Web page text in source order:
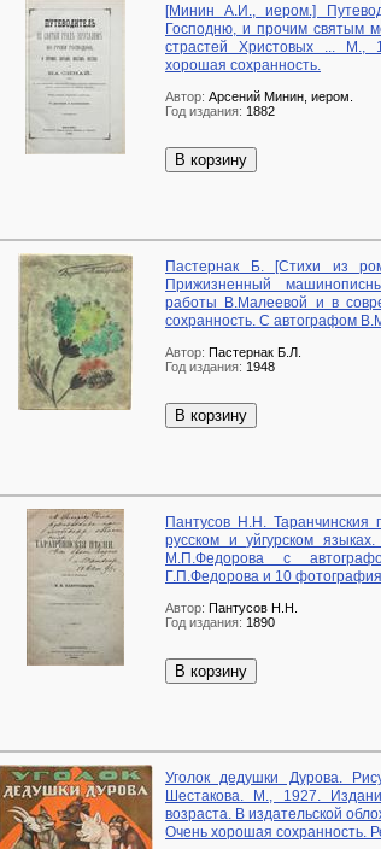
[Минин А.И., иером.]
Господню, и прочим святым
страстей Христовых ... М.,
хорошая сохранность.
Автор: Арсений Минин, иером.
Год издания: 1882
В корзину
Пастернак Б. [Стихи из
Прижизненный
работы В.Малеевой и в
сохранность. С автографом
Автор: Пастернак Б.Л.
Год издания: 1948
В корзину
Пантусов Н.Н.
русском и уйгурском
М.П.Федорова с
Г.П.Федорова и 10
Автор: Пантусов Н.Н.
Год издания: 1890
В корзину
Уголок дедушки Дурова.
Шестакова. М., 1927.
возраста. В издательской
Очень хорошая сохранность.